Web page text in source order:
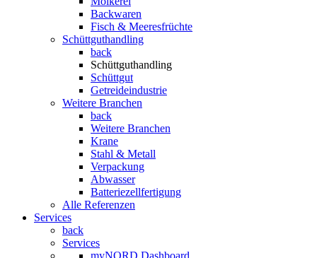
Backwaren
Fisch & Meeresfrüchte
Schüttguthandling
back
Schüttguthandling
Schüttgut
Getreideindustrie
Weitere Branchen
back
Weitere Branchen
Krane
Stahl & Metall
Verpackung
Abwasser
Batteriezellfertigung
Alle Referenzen
Services
back
Services
myNORD Dashboard